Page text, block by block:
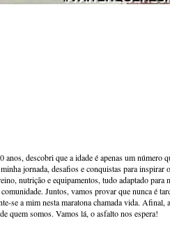
descobri que a idade é apenas um número
jornada, desafios e conquistas para inspirar
nutrição e equipamentos, tudo adaptado para
Juntos, vamos provar que nunca é
se a mim nesta maratona chamada vida. Afinal,
quem somos. Vamos lá, o asfalto nos espera!